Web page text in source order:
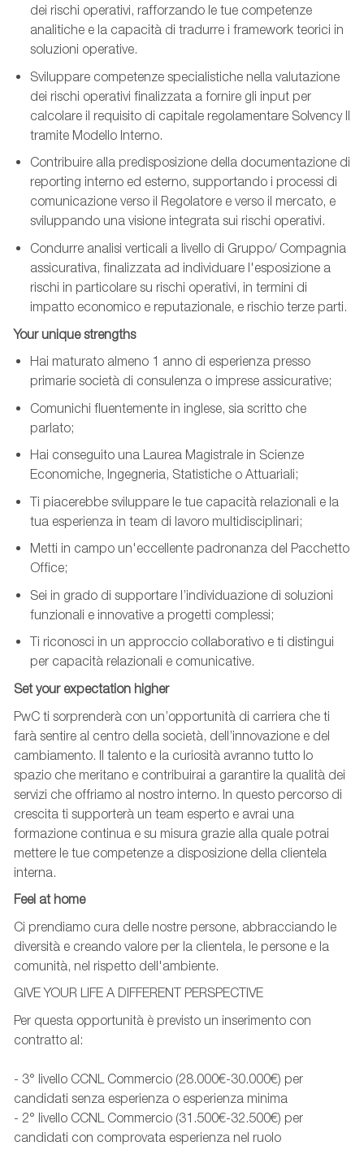
dei rischi operativi, rafforzando le tue competenze
analitiche e la capacità di tradurre i framework teorici in
soluzioni operative.
Sviluppare competenze specialistiche nella valutazione
dei rischi operativi finalizzata a fornire gli input per
calcolare il requisito di capitale regolamentare Solvency II
tramite Modello Interno.
Contribuire alla predisposizione della documentazione di
reporting interno ed esterno, supportando i processi di
comunicazione verso il Regolatore e verso il mercato, e
sviluppando una visione integrata sui rischi operativi.
Condurre analisi verticali a livello di Gruppo/ Compagnia
assicurativa, finalizzata ad individuare l'esposizione a
rischi in particolare su rischi operativi, in termini di
impatto economico e reputazionale, e rischio terze parti.
Your unique strengths
Hai maturato almeno 1 anno di esperienza presso
primarie società di consulenza o imprese assicurative;
Comunichi fluentemente in inglese, sia scritto che
parlato;
Hai conseguito una Laurea Magistrale in Scienze
Economiche, Ingegneria, Statistiche o Attuariali;
Ti piacerebbe sviluppare le tue capacità relazionali e la
tua esperienza in team di lavoro multidisciplinari;
Metti in campo un'eccellente padronanza del Pacchetto
Office;
Sei in grado di supportare l’individuazione di soluzioni
funzionali e innovative a progetti complessi;
Ti riconosci in un approccio collaborativo e ti distingui
per capacità relazionali e comunicative.
Set your expectation higher
PwC ti sorprenderà con un’opportunità di carriera che ti
farà sentire al centro della società, dell’innovazione e del
cambiamento. Il talento e la curiosità avranno tutto lo
spazio che meritano e contribuirai a garantire la qualità dei
servizi che offriamo al nostro interno. In questo percorso di
crescita ti supporterà un team esperto e avrai una
formazione continua e su misura grazie alla quale potrai
mettere le tue competenze a disposizione della clientela
interna.
Feel at home
Ci prendiamo cura delle nostre persone, abbracciando le
diversità e creando valore per la clientela, le persone e la
comunità, nel rispetto dell'ambiente.
GIVE YOUR LIFE A DIFFERENT PERSPECTIVE
Per questa opportunità è previsto un inserimento con
contratto al:
- 3° livello CCNL Commercio (28.000€-30.000€) per
candidati senza esperienza o esperienza minima
- 2° livello CCNL Commercio (31.500€-32.500€) per
candidati con comprovata esperienza nel ruolo